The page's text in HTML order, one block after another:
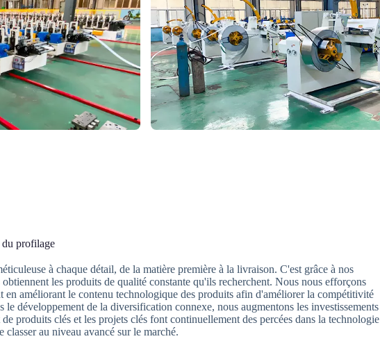
profilage
à chaque détail, de la matière première à la livraison. C'est grâce à nos
les produits de qualité constante qu'ils recherchent. Nous nous efforçons
en améliorant le contenu technologique des produits afin d'améliorer la compétitivité
le développement de la diversification connexe, nous augmentons les investissements
produits clés et les projets clés font continuellement des percées dans la technologie
au niveau avancé sur le marché.